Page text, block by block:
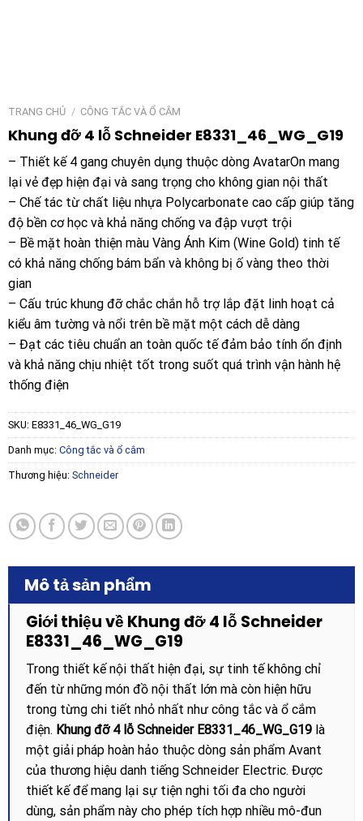
TRANG CHỦ / CÔNG TẮC VÀ Ổ CẮM
Khung đỡ 4 lỗ Schneider E8331_46_WG_G19
– Thiết kế 4 gang chuyên dụng thuộc dòng AvatarOn mang
lại vẻ đẹp hiện đại và sang trọng cho không gian nội thất
– Chế tác từ chất liệu nhựa Polycarbonate cao cấp giúp tăng
độ bền cơ học và khả năng chống va đập vượt trội
– Bề mặt hoàn thiện màu Vàng Ánh Kim (Wine Gold) tinh tế
có khả năng chống bám bẩn và không bị ố vàng theo thời
gian
– Cấu trúc khung đỡ chắc chắn hỗ trợ lắp đặt linh hoạt cả
kiểu âm tường và nổi trên bề mặt một cách dễ dàng
– Đạt các tiêu chuẩn an toàn quốc tế đảm bảo tính ổn định
và khả năng chịu nhiệt tốt trong suốt quá trình vận hành hệ
thống điện
SKU: E8331_46_WG_G19
Danh mục: Công tắc và ổ cắm
Thương hiệu: Schneider
Mô tả sản phẩm
Giới thiệu về Khung đỡ 4 lỗ Schneider
E8331_46_WG_G19
Trong thiết kế nội thất hiện đại, sự tinh tế không chỉ
đến từ những món đồ nội thất lớn mà còn hiện hữu
trong từng chi tiết nhỏ nhất như công tắc và ổ cắm
điện. Khung đỡ 4 lỗ Schneider E8331_46_WG_G19là
một giải pháp hoàn hảo thuộc dòng sản phẩm Avant
của thương hiệu danh tiếng Schneider Electric. Được
thiết kế để mang lại sự tiện nghi tối đa cho người
dùng, sản phẩm này cho phép tích hợp nhiều mô-đun